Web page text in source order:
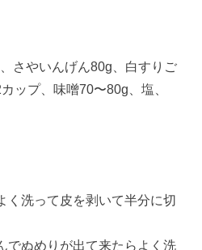
さやいんげん80g、白すりご
ップ、味噌70〜80g、塩、
洗って皮を剥いて半分に切
ぬめりが出て来たらよく洗